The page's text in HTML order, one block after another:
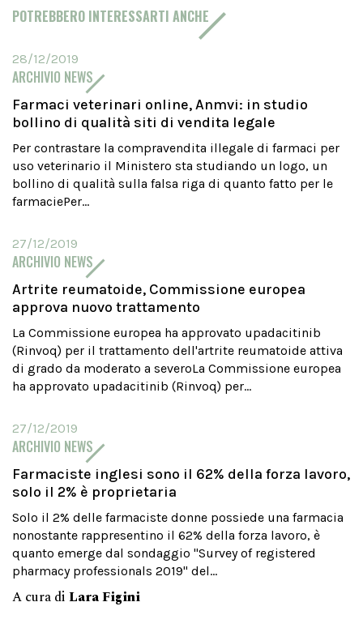
POTREBBERO INTERESSARTI ANCHE
28/12/2019
ARCHIVIO NEWS
Farmaci veterinari online, Anmvi: in studio
bollino di qualità siti di vendita legale
Per contrastare la compravendita illegale di farmaci per
uso veterinario il Ministero sta studiando un logo, un
bollino di qualità sulla falsa riga di quanto fatto per le
farmaciePer...
27/12/2019
ARCHIVIO NEWS
Artrite reumatoide, Commissione europea
approva nuovo trattamento
La Commissione europea ha approvato upadacitinib
(Rinvoq) per il trattamento dell'artrite reumatoide attiva
di grado da moderato a severoLa Commissione europea
ha approvato upadacitinib (Rinvoq) per...
27/12/2019
ARCHIVIO NEWS
Farmaciste inglesi sono il 62% della forza lavoro,
solo il 2% è proprietaria
Solo il 2% delle farmaciste donne possiede una farmacia
nonostante rappresentino il 62% della forza lavoro, è
quanto emerge dal sondaggio "Survey of registered
pharmacy professionals 2019" del...
A cura di Lara Figini